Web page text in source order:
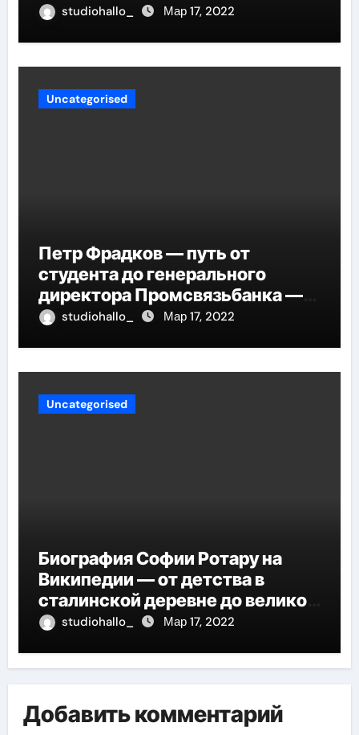
проникнет в самые глубины
studiohallo_ Мар 17, 2022
Uncategorised
Петр Фрадков — путь от
студента до генерального
директора Промсвязьбанка —
биография и рост в банковской
studiohallo_ Мар 17, 2022
Uncategorised
Биография Софии Ротару на
Википедии — от детства в
сталинской деревне до великой
карьеры и яркой личной жизни
studiohallo_ Мар 17, 2022
Добавить комментарий